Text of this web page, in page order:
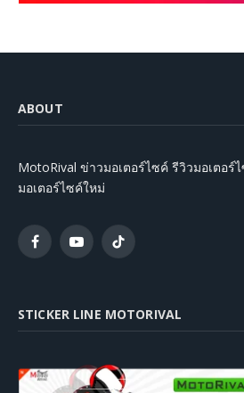
ABOUT
MotoRival ข่าวมอเตอร์ไซค์ รีวิวมอเตอร์
มอเตอร์ไซค์ใหม่
FacebookYouTubeTikTok
STICKER LINE MOTORIVAL